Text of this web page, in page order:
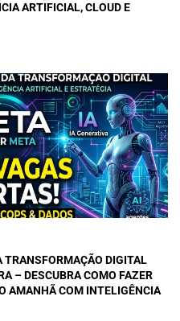
ARTIFICIAL, CLOUD E
TRANSFORMAÇÃO DIGITAL
– DESCUBRA COMO FAZER
AMANHÃ COM INTELIGÊNCIA